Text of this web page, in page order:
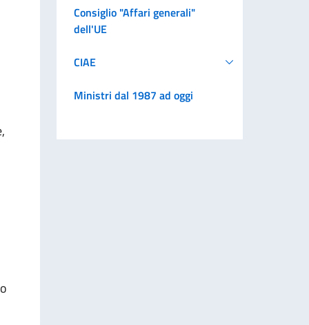
Consiglio "Affari generali"
dell'UE
CIAE
Ministri dal 1987 ad oggi